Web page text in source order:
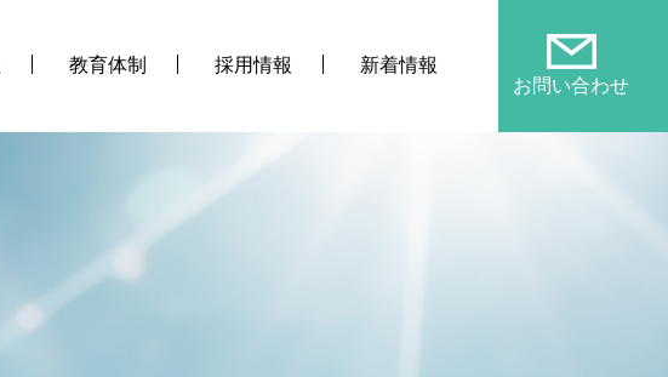
教育体制 採用情報
新着情報
お問い合わせ